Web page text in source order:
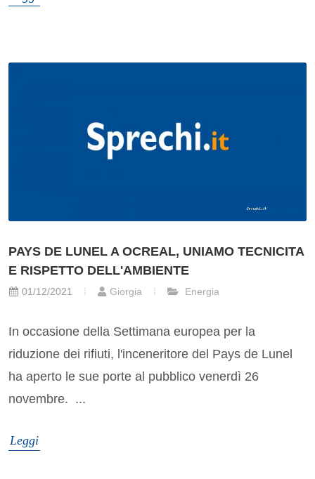
PAYS DE LUNEL A OCREAL, UNIAMO TECNICITA
E RISPETTO DELL'AMBIENTE
01/12/2021 Giorgia Energia
In occasione della Settimana europea per la
riduzione dei rifiuti, l'inceneritore del Pays de Lunel
ha aperto le sue porte al pubblico venerdì 26
novembre. ...
Leggi